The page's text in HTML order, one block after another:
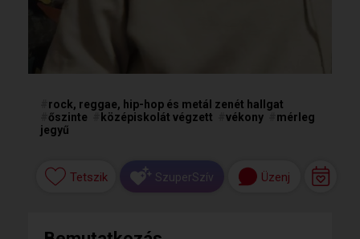
rock, reggae, hip-hop és metál zenét hallgat
őszinte középiskolát végzett vékony
mérleg
jegyű
Tetszik SzuperSzív Üzenj